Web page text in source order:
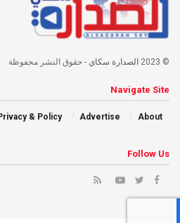
© 2023 الصدارة سكاي- حقوق النشر محفوظة
Navigate Site
About
Advertise
Privacy & Policy
Follow Us